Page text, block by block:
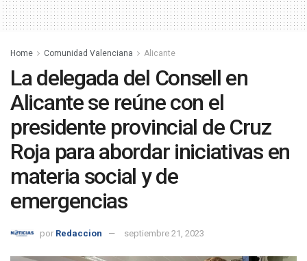
Home Comunidad Valenciana Alicante
La delegada del Consell en
Alicante se reúne con el
presidente provincial de Cruz
Roja para abordar iniciativas en
materia social y de
emergencias
por Redaccion septiembre 21, 2023